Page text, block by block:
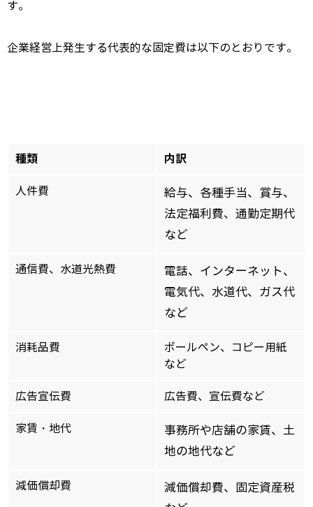
す。
企業経営上発生する代表的な固定費は以下のとおりです。
種類 内訳
人件費
給与、各種手当、賞与、
法定福利費、通勤定期代
など
通信費、水道光熱費
電話、インターネット、
電気代、水道代、ガス代
など
消耗品費
ボールペン、コピー用紙
など
広告宣伝費 広告費、宣伝費など
家賃・地代
事務所や店舗の家賃、土
地の地代など
減価償却費
減価償却費、固定資産税